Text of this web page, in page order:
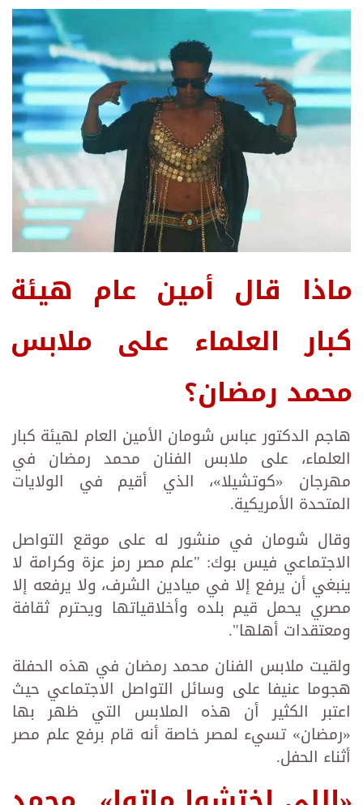
ماذا قال أمين عام هيئة
كبار العلماء على ملابس
محمد رمضان؟
هاجم الدكتور عباس شومان الأمين العام لهيئة كبار
العلماء، على ملابس الفنان محمد رمضان في
مهرجان «كوتشيلا»، الذي أقيم في الولايات
المتحدة الأمريكية.
وقال شومان في منشور له على موقع التواصل
الاجتماعي فيس بوك: "علم مصر رمز عزة وكرامة لا
ينبغي أن يرفع إلا في ميادين الشرف، ولا يرفعه إلا
مصري يحمل قيم بلده وأخلاقياتها ويحترم ثقافة
ومعتقدات أهلها".
ولقيت ملابس الفنان محمد رمضان في هذه الحفلة
هجوما عنيفا على وسائل التواصل الاجتماعي حيث
اعتبر الكثير أن هذه الملابس التي ظهر بها
«رمضان» تسيء لمصر خاصة أنه قام برفع علم مصر
أثناء الحفل.